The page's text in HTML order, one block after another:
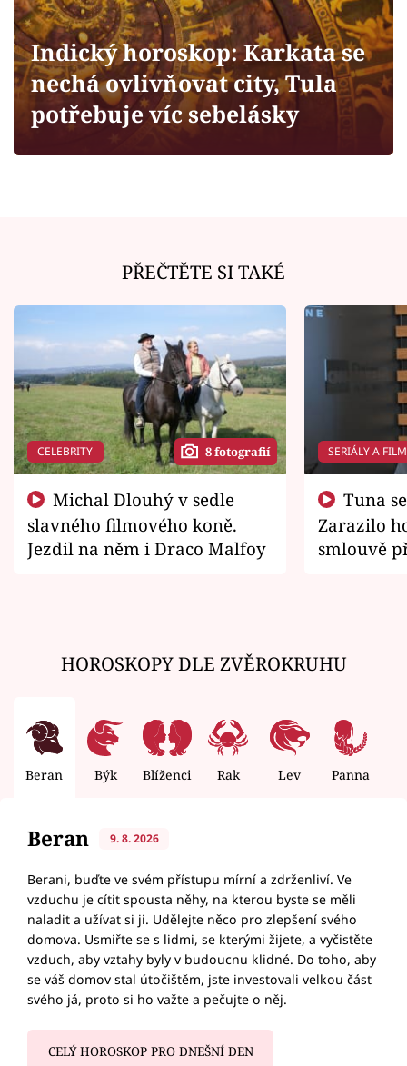
Sledujte prima+
Filmový festival Karlovy Vary
Sledujte nás
Indický horoskop: Karkata se
nechá ovlivňovat city, Tula
potřebuje víc sebelásky
PŘEČTĚTE SI TAKÉ
CELEBRITY 8 fotografií
slavného filmového koně.
Jezdil na něm i Draco Malfoy
SERIÁLY A
Zarazilo
smlouvě
HOROSKOPY DLE ZVĚROKRUHU
Beran Býk Blíženci Rak Lev Panna
Beran 9. 8. 2026
Berani, buďte ve svém přístupu mírní a zdrženliví. Ve
vzduchu je cítit spousta něhy, na kterou byste se měli
naladit a užívat si ji. Udělejte něco pro zlepšení svého
domova. Usmiřte se s lidmi, se kterými žijete, a vyčistěte
vzduch, aby vztahy byly v budoucnu klidné. Do toho, aby
se váš domov stal útočištěm, jste investovali velkou část
svého já, proto si ho važte a pečujte o něj.
CELÝ HOROSKOP PRO DNEŠNÍ DEN